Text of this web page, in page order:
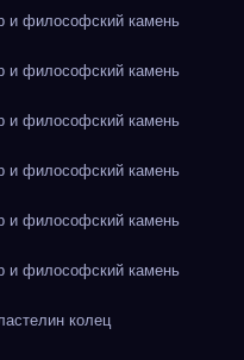
и философский камень
и философский камень
и философский камень
и философский камень
и философский камень
и философский камень
колец